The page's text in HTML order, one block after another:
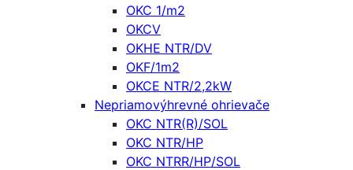
OKC 1/m2
OKCV
OKHE NTR/DV
OKF/1m2
OKCE NTR/2,2kW
Nepriamovýhrevné ohrievače
OKC NTR(R)/SOL
OKC NTR/HP
OKC NTRR/HP/SOL